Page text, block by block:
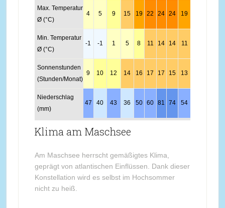
Max. Temperatur
Ø (°C)
4 5 9 15 19 22 24 24 19
Min. Temperatur
Ø (°C)
-1 -1 1 5 8 11 14 14 11
Sonnenstunden
(Stunden/Monat)
9 10 12 14 16 17 17 15 13
Niederschlag
(mm)
47 40 43 36 50 60 81 74 54
Klima am Maschsee
Am Maschsee herrscht gemäßigtes Klima,
geprägt von atlantischen Einflüssen. Dank dieser
Konstellation wird es selbst im Hochsommer
nicht zu heiß.